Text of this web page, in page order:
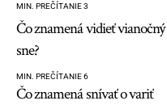
MIN. PREČÍTANIE 3
Čo znamená vidieť
sne?
MIN. PREČÍTANIE 6
Čo znamená snívať o variť